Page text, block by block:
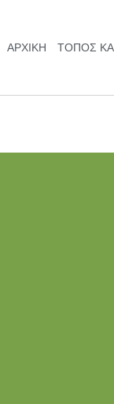
ΑΡΧΙΚΗ ΤΌΠΟΣ